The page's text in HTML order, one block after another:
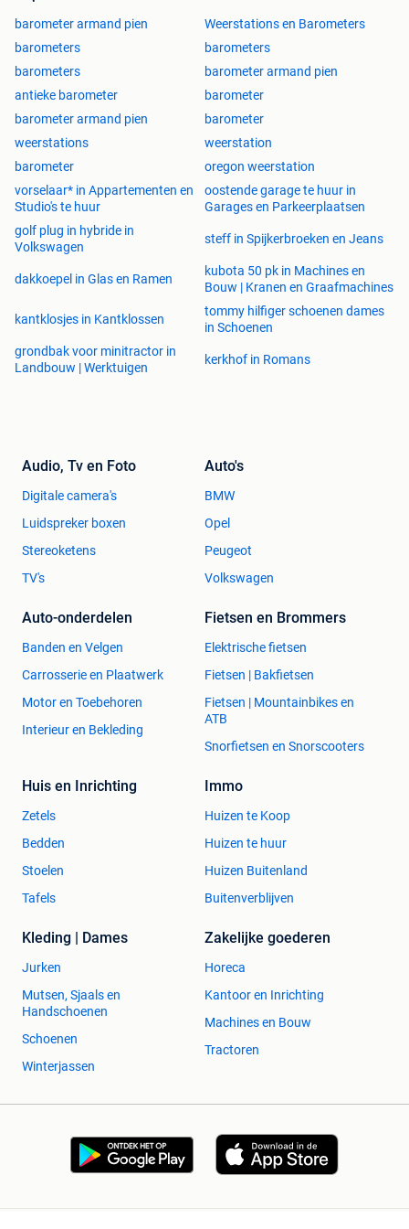
barometer armand pien
Weerstations en Barometers
barometers
barometers
barometers
barometer armand pien
antieke barometer
barometer
barometer armand pien
barometer
weerstations
weerstation
barometer
oregon weerstation
vorselaar* in Appartementen en
Studio's te huur
oostende garage te huur in
Garages en Parkeerplaatsen
golf plug in hybride in
Volkswagen
steff in Spijkerbroeken en Jeans
dakkoepel in Glas en Ramen
kubota 50 pk in Machines en
Bouw | Kranen en Graafmachines
kantklosjes in Kantklossen
tommy hilfiger schoenen dames
in Schoenen
grondbak voor minitractor in
Landbouw | Werktuigen
kerkhof in Romans
Audio, Tv en Foto
Digitale camera's
Luidspreker boxen
Stereoketens
TV's
Auto's
BMW
Opel
Peugeot
Volkswagen
Auto-onderdelen
Banden en Velgen
Carrosserie en Plaatwerk
Motor en Toebehoren
Interieur en Bekleding
Fietsen en Brommers
Elektrische fietsen
Fietsen | Bakfietsen
Fietsen | Mountainbikes en
ATB
Snorfietsen en Snorscooters
Huis en Inrichting
Zetels
Bedden
Stoelen
Tafels
Immo
Huizen te Koop
Huizen te huur
Huizen Buitenland
Buitenverblijven
Kleding | Dames
Jurken
Mutsen, Sjaals en
Handschoenen
Schoenen
Winterjassen
Zakelijke goederen
Horeca
Kantoor en Inrichting
Machines en Bouw
Tractoren